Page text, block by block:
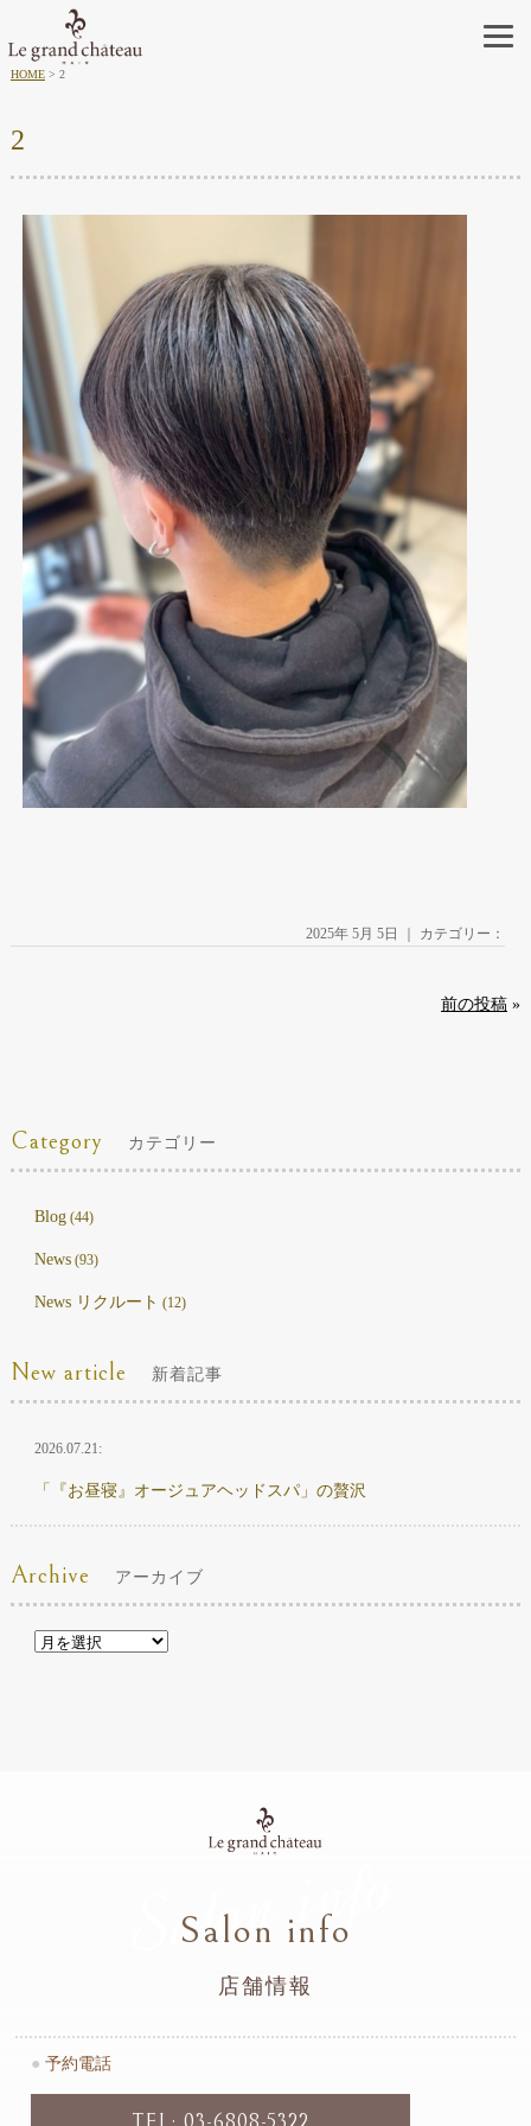
HOME 2
2
2025年 5月 5日 ｜ カテゴリー：
前の投稿 »
Category カテゴリー
Blog(44)
News(93)
News リクルート (12)
New article 新着記事
2026.07.21:
「『お昼寝』オージュアヘッドスパ」の贅沢
Archive アーカイブ
Salon info
Salon info
店舗情報
● 予約電話